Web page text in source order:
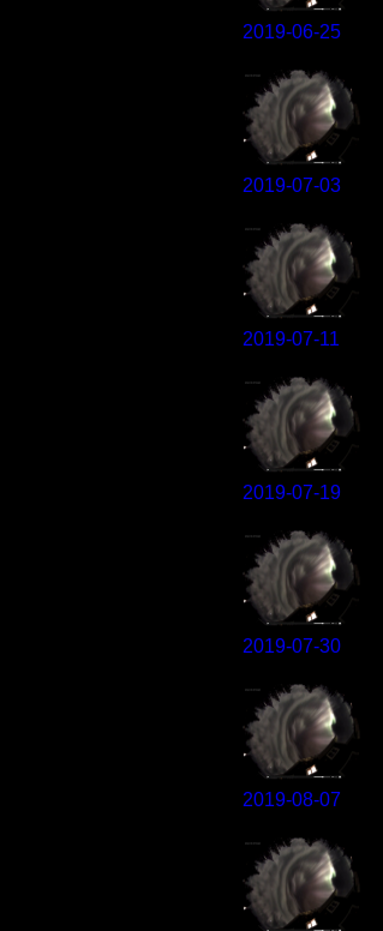
2019-06-25
2019-07-03
2019-07-11
2019-07-19
2019-07-30
2019-08-07